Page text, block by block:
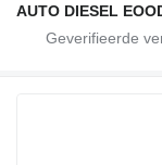
AUTO DIESEL